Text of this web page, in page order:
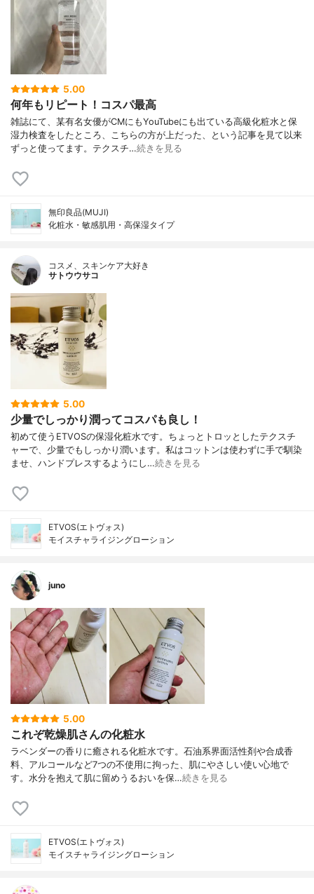
5.00
何年もリピート！コスパ最高
雑誌にて、某有名女優がCMにもYouTubeにも出ている高級化粧水と保
湿力検査をしたところ、こちらの方が上だった、という記事を見て以来
ずっと使ってます。テクスチ…続きを見る
無印良品(MUJI)
化粧水・敏感肌用・高保湿タイプ
コスメ、スキンケア大好き
サトウウサコ
5.00
少量でしっかり潤ってコスパも良し！
初めて使うETVOSの保湿化粧水です。ちょっとトロッとしたテクスチ
ャーで、少量でもしっかり潤います。私はコットンは使わずに手で馴染
ませ、ハンドプレスするようにし…続きを見る
ETVOS(エトヴォス)
モイスチャライジングローション
juno
5.00
これぞ乾燥肌さんの化粧水
ラベンダーの香りに癒される化粧水です。石油系界面活性剤や合成香
料、アルコールなど7つの不使用に拘った、肌にやさしい使い心地で
す。水分を抱えて肌に留めうるおいを保…続きを見る
ETVOS(エトヴォス)
モイスチャライジングローション